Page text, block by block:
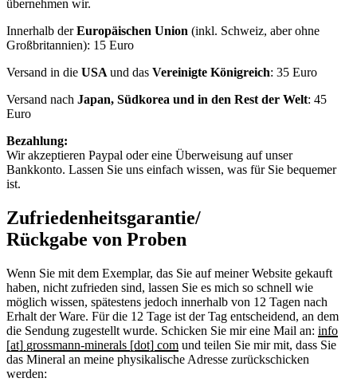
übernehmen wir.
Innerhalb derEuropäischen Union (inkl. Schweiz, aber ohne
Großbritannien): 15 Euro
Versand in die USA und das Vereinigte Königreich: 35 Euro
Versand nach Japan, Südkorea und in den Rest der Welt: 45
Euro
Bezahlung:
Wir akzeptieren Paypal oder eine Überweisung auf unser
Bankkonto. Lassen Sie uns einfach wissen, was für Sie bequemer
ist.
Zufriedenheitsgarantie/
Rückgabe von Proben
Wenn Sie mit dem Exemplar, das Sie auf meiner Website gekauft
haben, nicht zufrieden sind, lassen Sie es mich so schnell wie
möglich wissen, spätestens jedoch innerhalb von 12 Tagen nach
Erhalt der Ware. Für die 12 Tage ist der Tag entscheidend, an dem
die Sendung zugestellt wurde. Schicken Sie mir eine Mail an: info
[at] grossmann-minerals [dot] com und teilen Sie mir mit, dass Sie
das Mineral an meine physikalische Adresse zurückschicken
werden: